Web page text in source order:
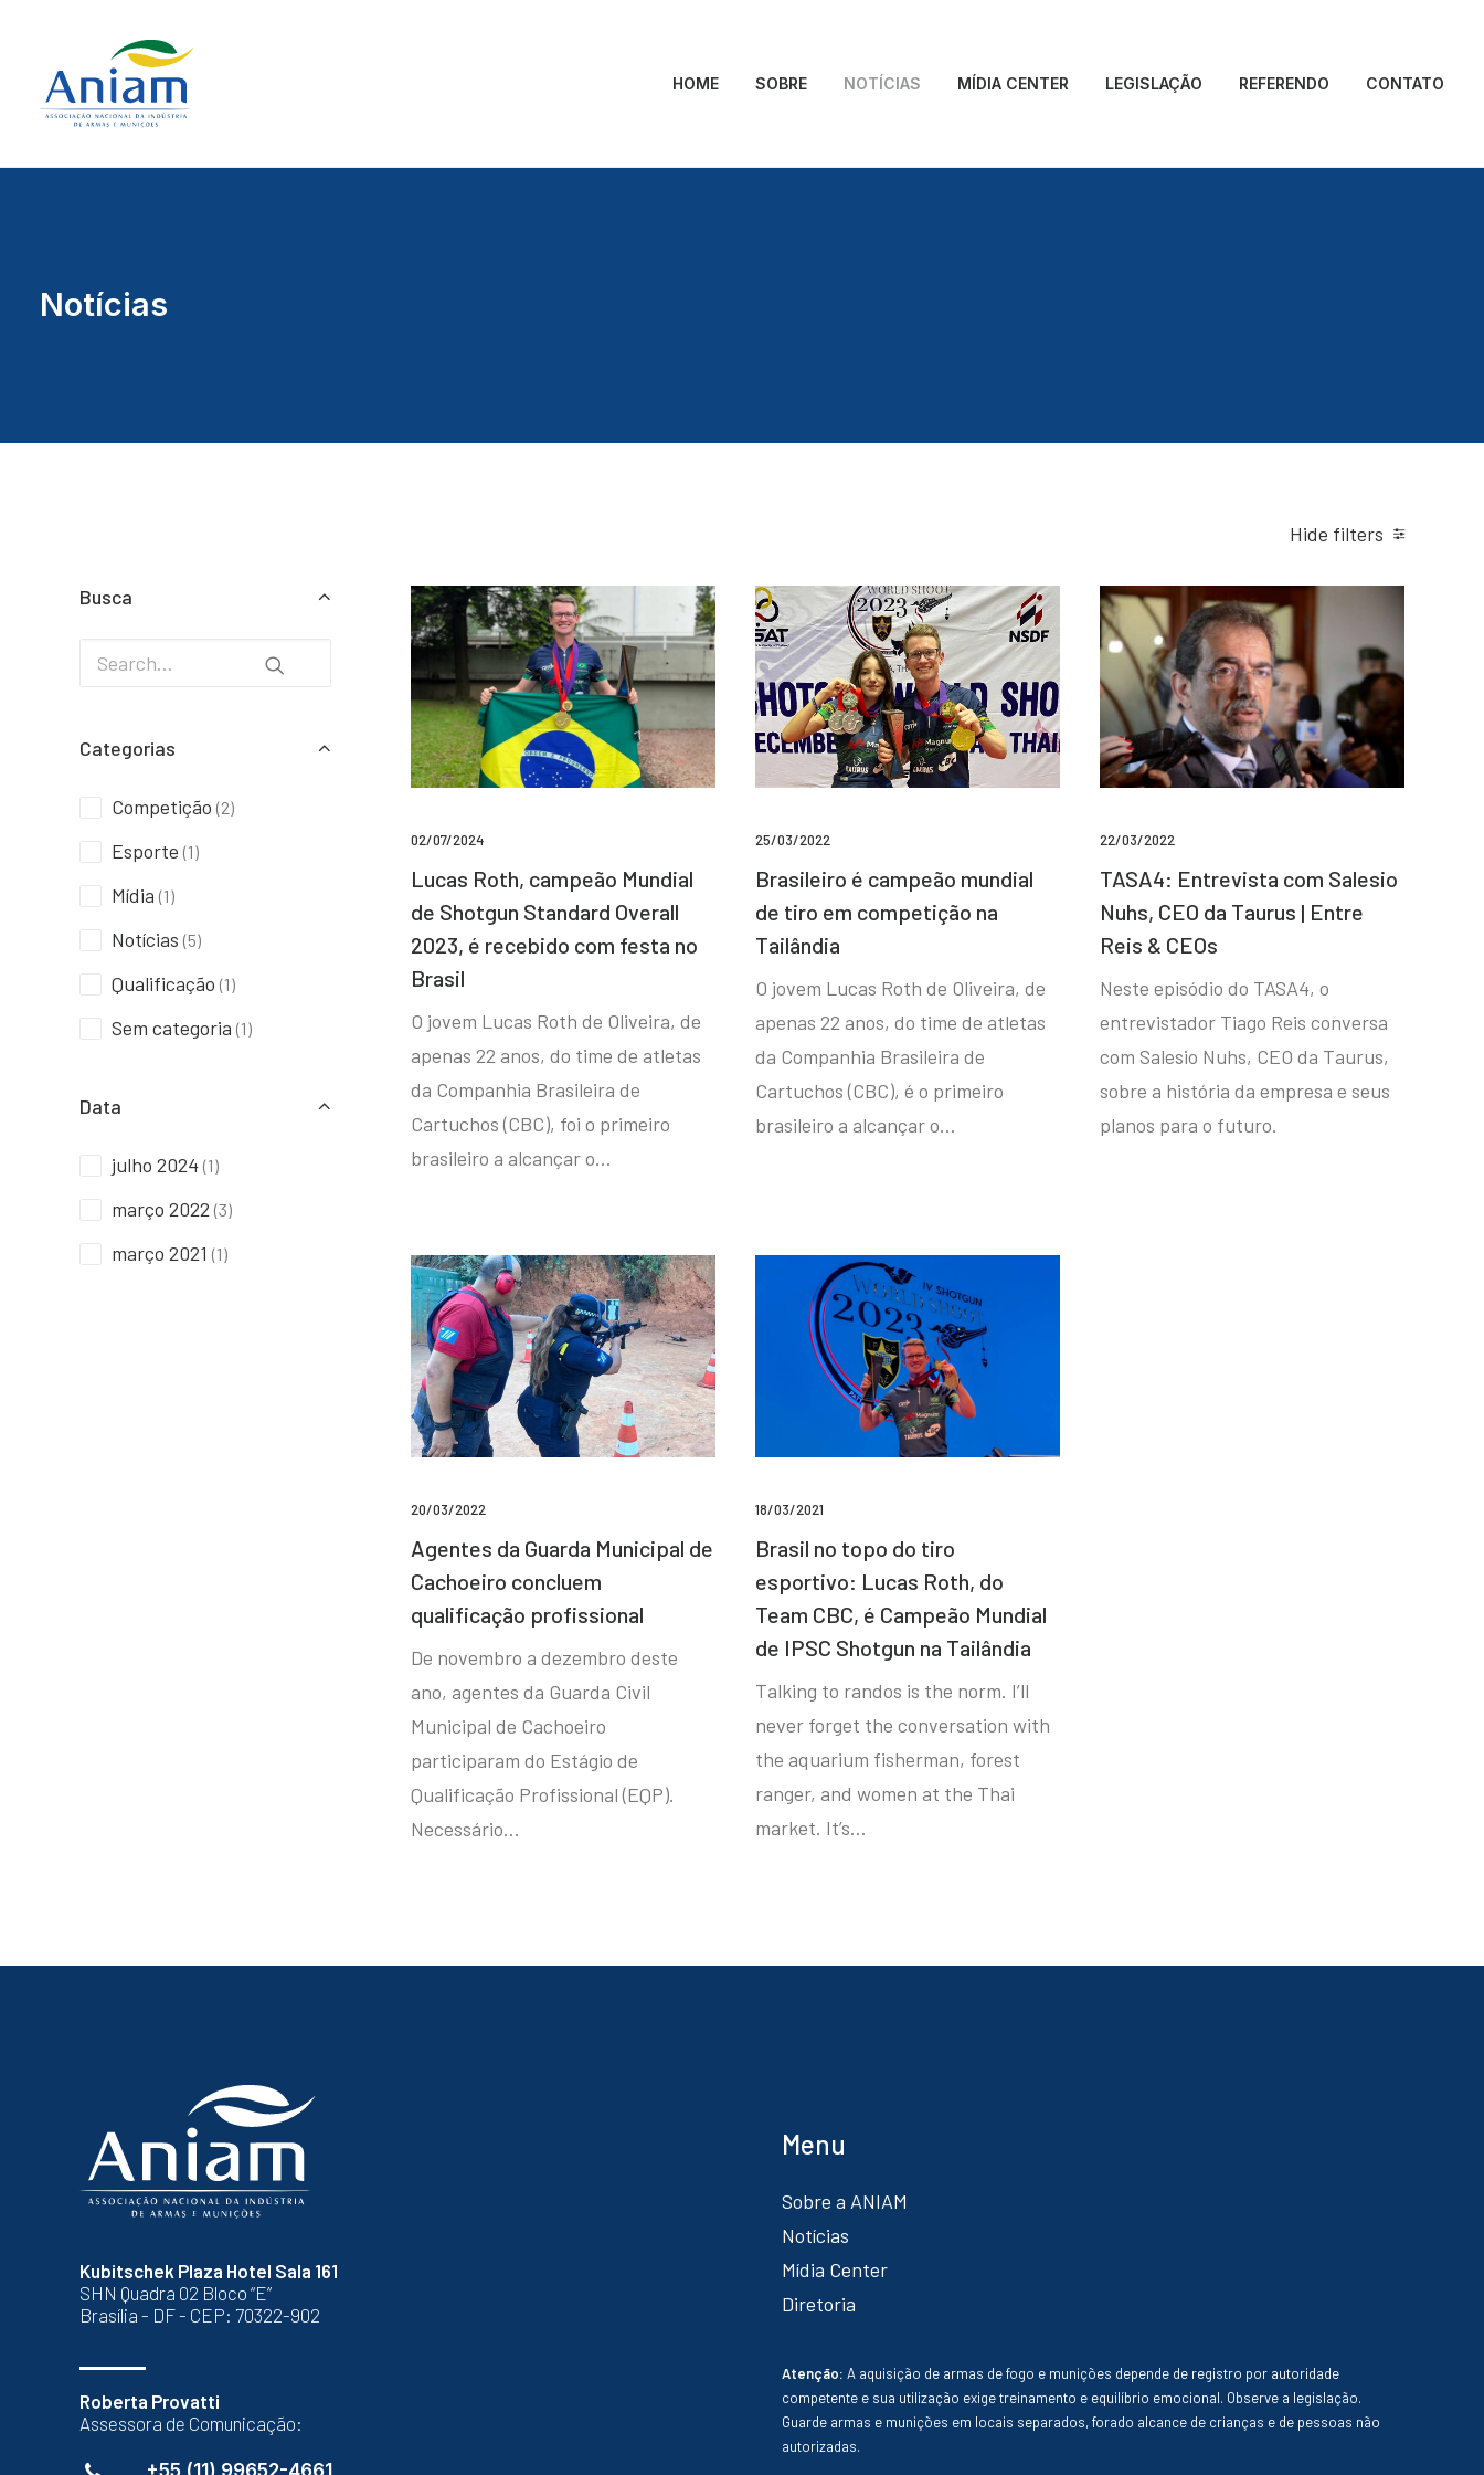
HOME SOBRE NOTÍCIAS MÍDIA CENTER LEGISLAÇÃO REFERENDO CONTATO
Notícias
Hide filters
Busca
Categorias
Competição (2)
Esporte (1)
Mídia (1)
Notícias (5)
Qualificação (1)
Sem categoria (1)
Data
julho 2024 (1)
março 2022 (3)
março 2021 (1)
02/07/2024
Lucas Roth, campeão Mundial
de Shotgun Standard Overall
2023, é recebido com festa no
Brasil
O jovem Lucas Roth de Oliveira, de
apenas 22 anos, do time de atletas
da Companhia Brasileira de
Cartuchos (CBC), foi o primeiro
brasileiro a alcançar o…
25/03/2022
Brasileiro é campeão mundial
de tiro em competição na
Tailândia
O jovem Lucas Roth de Oliveira, de
apenas 22 anos, do time de atletas
da Companhia Brasileira de
Cartuchos (CBC), é o primeiro
brasileiro a alcançar o…
22/03/2022
TASA4: Entrevista com Salesio
Nuhs, CEO da Taurus | Entre
Reis & CEOs
Neste episódio do TASA4, o
entrevistador Tiago Reis conversa
com Salesio Nuhs, CEO da Taurus,
sobre a história da empresa e seus
planos para o futuro.
20/03/2022
Agentes da Guarda Municipal de
Cachoeiro concluem
qualificação profissional
De novembro a dezembro deste
ano, agentes da Guarda Civil
Municipal de Cachoeiro
participaram do Estágio de
Qualificação Profissional (EQP).
Necessário…
18/03/2021
Brasil no topo do tiro
esportivo: Lucas Roth, do
Team CBC, é Campeão Mundial
de IPSC Shotgun na Tailândia
Talking to randos is the norm. I’ll
never forget the conversation with
the aquarium fisherman, forest
ranger, and women at the Thai
market. It’s…
Kubitschek Plaza Hotel Sala 161
SHN Quadra 02 Bloco “E”
Brasília - DF - CEP: 70322-902
Roberta Provatti
Assessora de Comunicação:
+55 (11) 99652-4661
Menu
Sobre a ANIAM
Notícias
Mídia Center
Diretoria
Atenção: A aquisição de armas de fogo e munições depende de registro por autoridade
competente e sua utilização exige treinamento e equilíbrio emocional. Observe a legislação.
Guarde armas e munições em locais separados, forado alcance de crianças e de pessoas não
autorizadas.